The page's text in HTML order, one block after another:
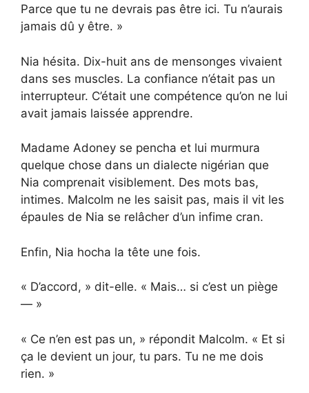
Parce que tu ne devrais pas être ici. Tu n’aurais
jamais dû y être. »
Nia hésita. Dix-huit ans de mensonges vivaient
dans ses muscles. La confiance n’était pas un
interrupteur. C’était une compétence qu’on ne lui
avait jamais laissée apprendre.
Madame Adoney se pencha et lui murmura
quelque chose dans un dialecte nigérian que
Nia comprenait visiblement. Des mots bas,
intimes. Malcolm ne les saisit pas, mais il vit les
épaules de Nia se relâcher d’un infime cran.
Enfin, Nia hocha la tête une fois.
« D’accord, » dit-elle. « Mais… si c’est un piège
— »
« Ce n’en est pas un, » répondit Malcolm. « Et si
ça le devient un jour, tu pars. Tu ne me dois
rien. »